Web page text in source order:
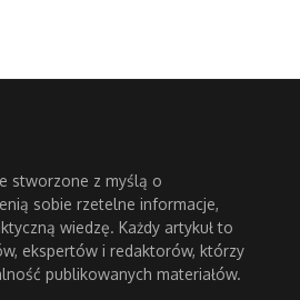
stworzone z myślą o
sobie rzetelne informacje,
wiedzę. Każdy artykuł to
ekspertów i redaktorów, którzy
publikowanych materiałów.